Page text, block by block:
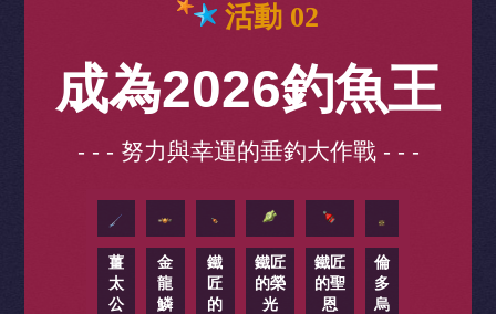
活動 02
成為2026釣魚王
- - - 努力與幸運的垂釣大作戰 - - -
薑
太
公
金
龍
鱗
鐵
匠
的
鐵匠
的榮
光
鐵匠
的聖
恩
倫
多
烏